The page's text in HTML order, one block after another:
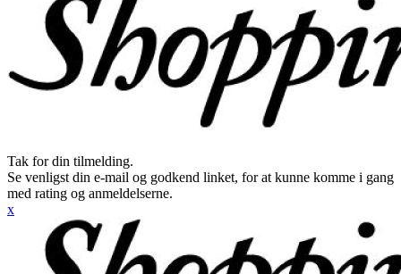
Tak for din tilmelding.
Se venligst din e-mail og godkend linket, for at kunne komme i gang
med rating og anmeldelserne.
x